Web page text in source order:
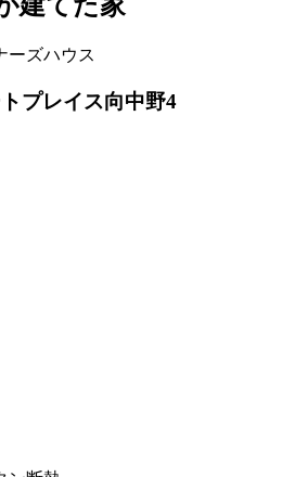
ーズハウス
プレイス向中野4